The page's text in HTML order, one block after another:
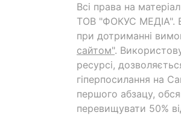
Всі права на
ТОВ "ФОКУС МЕДІА".
при дотриманні
сайтом".
ресурсі,
гіперпосилання на
першого абзацу,
перевищувати 50%